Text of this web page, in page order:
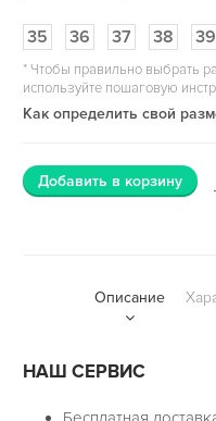
35 36 37 38 39
*Чтобы правильно выбрать
используйте пошаговую
Как определить свой
Добавить в корзину
Описание
НАШ СЕРВИС